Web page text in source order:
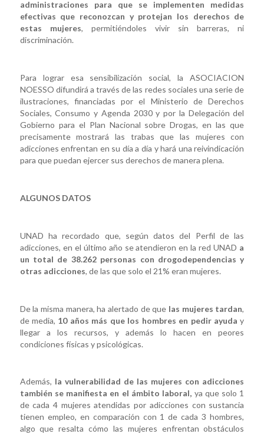
administraciones para que se implementen medidas
efectivas que reconozcan y protejan los derechos de
estas mujeres, permitiéndoles vivir sin barreras, ni
discriminación.
Para lograr esa sensibilización social, la ASOCIACION
NOESSO difundirá a través de las redes sociales una serie de
ilustraciones, financiadas por el Ministerio de Derechos
Sociales, Consumo y Agenda 2030 y por la Delegación del
Gobierno para el Plan Nacional sobre Drogas, en las que
precisamente mostrará las trabas que las mujeres con
adicciones enfrentan en su día a día y hará una reivindicación
para que puedan ejercer sus derechos de manera plena.
ALGUNOS DATOS
UNAD ha recordado que, según datos del Perfil de las
adicciones, en el último año se atendieron en la red UNAD a
un total de 38.262 personas con drogodependencias y
otras adicciones, de las que solo el 21% eran mujeres.
De la misma manera, ha alertado de que las mujeres tardan,
de media, 10 años más que los hombres en pedir ayuda y
llegar a los recursos, y además lo hacen en peores
condiciones físicas y psicológicas.
Además, la vulnerabilidad de las mujeres con adicciones
también se manifiesta en el ámbito laboral, ya que solo 1
de cada 4 mujeres atendidas por adicciones con sustancia
tienen empleo, en comparación con 1 de cada 3 hombres,
algo que resalta cómo las mujeres enfrentan obstáculos